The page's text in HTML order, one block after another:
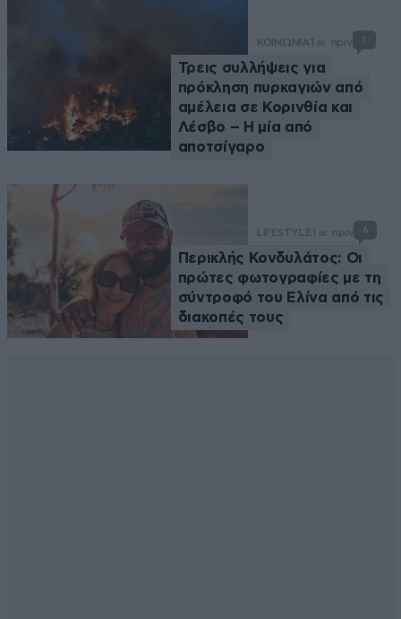
ΚΟΙΝΩΝΙΑ 1 ω. πριν 1
Τρεις συλλήψεις για
πρόκληση πυρκαγιών από
αμέλεια σε Κορινθία και
Λέσβο – Η μία από
αποτσίγαρο
LIFESTYLE 1 ω. πριν 6
Περικλής Κονδυλάτος: Οι
πρώτες φωτογραφίες με τη
σύντροφό του Ελίνα από τις
διακοπές τους